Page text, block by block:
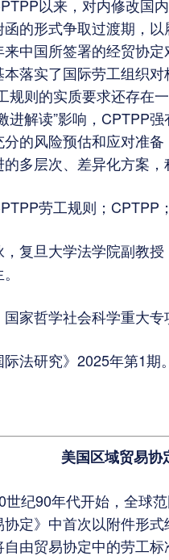
以来，对内修改国
的形式争取过渡期，
中国所签署的经贸协
落实了国际劳工组织
规则的实质要求还存在
进解读”影响，CPTPP
的风险预估和应对准
多层次、差异化方案，
劳工规则；
，复旦大学法学院副教
国家哲学社会科学重大
际法研究》2025年第1期。
美国区域贸易协
世纪90年代开始，全球
协定》中首次以附件形
由贸易协定中的劳工